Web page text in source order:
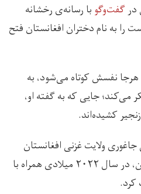
درگفت‌وگوبا رسانه‌ی رخشانه
را به نام دختران افغانستان فتح
هرجا نفسش کوتاه می‌شود، به
می‌کند؛ جایی که به گفته او،
کشیده‌اند.
جاغوری ولایت غزنی افغانستان
است. او در پی حاکمیت طالبان، در سال ۲۰۲۲ میلادی همراه با
کرد.